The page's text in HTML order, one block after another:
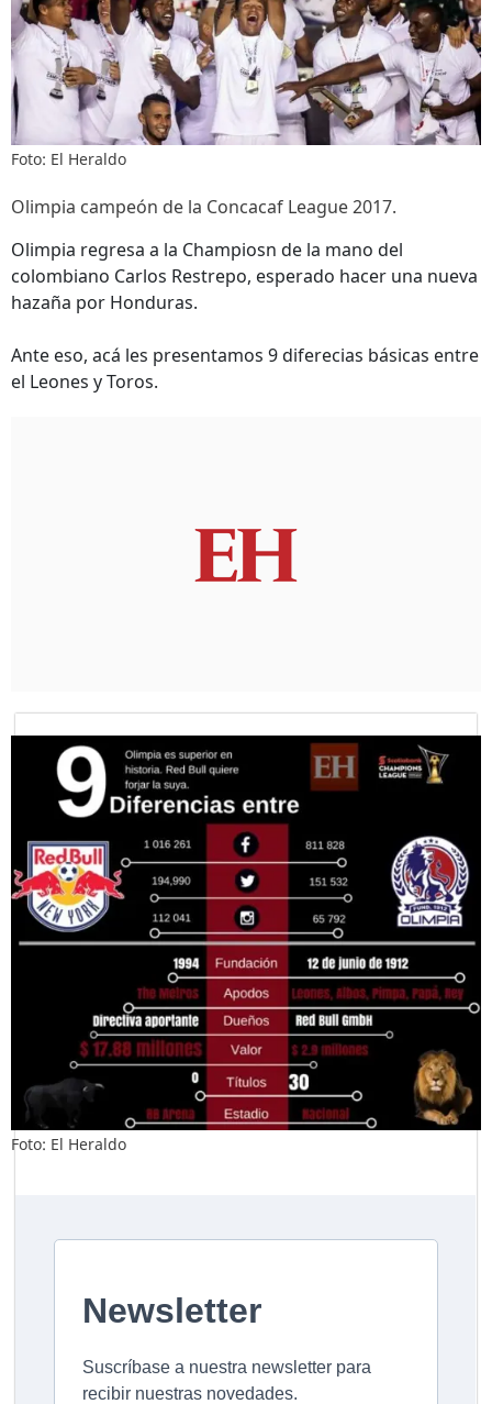
Foto: El Heraldo
Olimpia campeón de la Concacaf League 2017.
Olimpia regresa a la Champiosn de la mano del
colombiano Carlos Restrepo, esperado hacer una nueva
hazaña por Honduras.
Ante eso, acá les presentamos 9 diferecias básicas entre
el Leones y Toros.
Foto: El Heraldo